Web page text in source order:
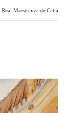
Maestranza de